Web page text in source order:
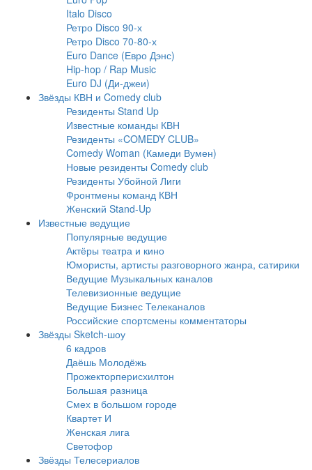
Italo Disco
Ретро Disco 90-х
Ретро Disco 70-80-х
Euro Dance (Евро Дэнс)
Hip-hop / Rap Music
Euro DJ (Ди-джеи)
Звёзды КВН и Comedy club
Резиденты Stand Up
Известные команды КВН
Резиденты «COMEDY CLUB»
Comedy Woman (Камеди Вумен)
Новые резиденты Comedy club
Резиденты Убойной Лиги
Фронтмены команд КВН
Женский Stand-Up
Известные ведущие
Популярные ведущие
Актёры театра и кино
Юмористы, артисты разговорного жанра, сатирики
Ведущие Музыкальных каналов
Телевизионные ведущие
Ведущие Бизнес Телеканалов
Российские спортсмены комментаторы
Звёзды Sketch-шоу
6 кадров
Даёшь Молодёжь
Прожекторперисхилтон
Большая разница
Смех в большом городе
Квартет И
Женская лига
Светофор
Звёзды Телесериалов